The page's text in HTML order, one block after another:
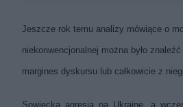
Jeszcze rok temu analizy mówiące o
niekonwencjonalnej można było
margines dyskursu lub całkowicie z
Sowiecka agresja na Ukrainę, a